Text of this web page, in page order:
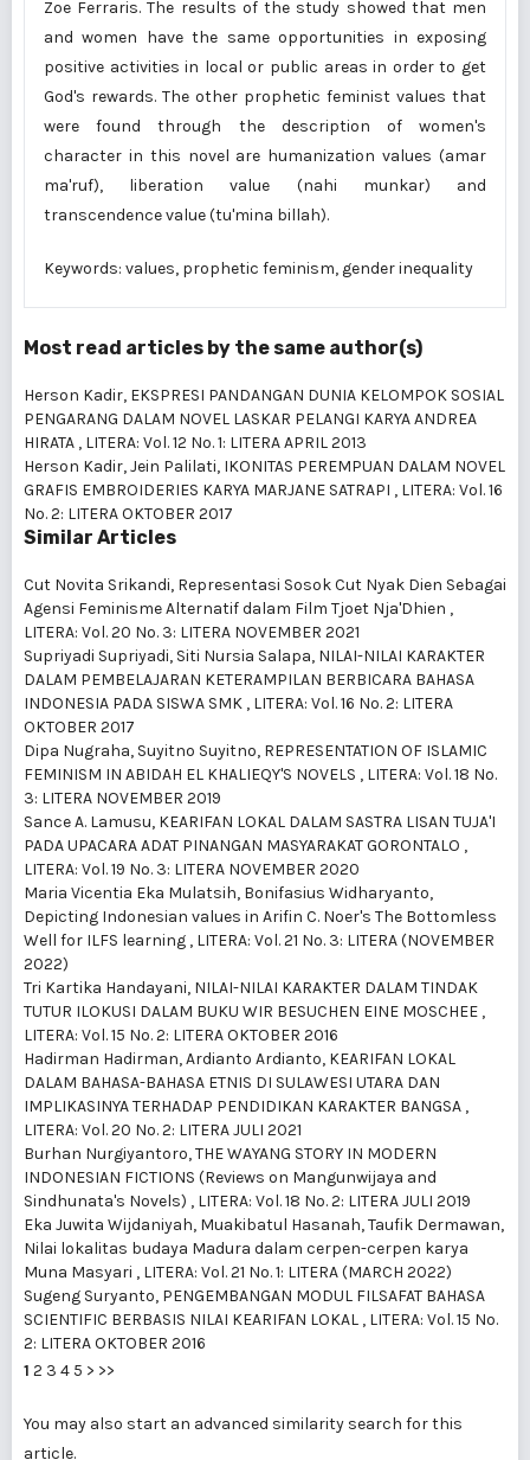
Zoe Ferraris. The results of the study showed that men
and women have the same opportunities in exposing
positive activities in local or public areas in order to get
God's rewards. The other prophetic feminist values that
were found through the description of women's
character in this novel are humanization values (amar
ma'ruf), liberation value (nahi munkar) and
transcendence value (tu'mina billah).
Keywords: values, prophetic feminism, gender inequality
Most read articles by the same author(s)
Herson Kadir, EKSPRESI PANDANGAN DUNIA KELOMPOK SOSIAL
PENGARANG DALAM NOVEL LASKAR PELANGI KARYA ANDREA
HIRATA , LITERA: Vol. 12 No. 1: LITERA APRIL 2013
Herson Kadir, Jein Palilati, IKONITAS PEREMPUAN DALAM NOVEL
GRAFIS EMBROIDERIES KARYA MARJANE SATRAPI , LITERA: Vol. 16
No. 2: LITERA OKTOBER 2017
Similar Articles
Cut Novita Srikandi, Representasi Sosok Cut Nyak Dien Sebagai
Agensi Feminisme Alternatif dalam Film Tjoet Nja'Dhien ,
LITERA: Vol. 20 No. 3: LITERA NOVEMBER 2021
Supriyadi Supriyadi, Siti Nursia Salapa, NILAI-NILAI KARAKTER
DALAM PEMBELAJARAN KETERAMPILAN BERBICARA BAHASA
INDONESIA PADA SISWA SMK , LITERA: Vol. 16 No. 2: LITERA
OKTOBER 2017
Dipa Nugraha, Suyitno Suyitno, REPRESENTATION OF ISLAMIC
FEMINISM IN ABIDAH EL KHALIEQY'S NOVELS , LITERA: Vol. 18 No.
3: LITERA NOVEMBER 2019
Sance A. Lamusu, KEARIFAN LOKAL DALAM SASTRA LISAN TUJA'I
PADA UPACARA ADAT PINANGAN MASYARAKAT GORONTALO ,
LITERA: Vol. 19 No. 3: LITERA NOVEMBER 2020
Maria Vicentia Eka Mulatsih, Bonifasius Widharyanto,
Depicting Indonesian values in Arifin C. Noer's The Bottomless
Well for ILFS learning , LITERA: Vol. 21 No. 3: LITERA (NOVEMBER
2022)
Tri Kartika Handayani, NILAI-NILAI KARAKTER DALAM TINDAK
TUTUR ILOKUSI DALAM BUKU WIR BESUCHEN EINE MOSCHEE ,
LITERA: Vol. 15 No. 2: LITERA OKTOBER 2016
Hadirman Hadirman, Ardianto Ardianto, KEARIFAN LOKAL
DALAM BAHASA-BAHASA ETNIS DI SULAWESI UTARA DAN
IMPLIKASINYA TERHADAP PENDIDIKAN KARAKTER BANGSA ,
LITERA: Vol. 20 No. 2: LITERA JULI 2021
Burhan Nurgiyantoro,THE WAYANG STORY IN MODERN
INDONESIAN FICTIONS (Reviews on Mangunwijaya and
Sindhunata's Novels) , LITERA: Vol. 18 No. 2: LITERA JULI 2019
Eka Juwita Wijdaniyah, Muakibatul Hasanah, Taufik Dermawan,
Nilai lokalitas budaya Madura dalam cerpen-cerpen karya
Muna Masyari , LITERA: Vol. 21 No. 1: LITERA (MARCH 2022)
Sugeng Suryanto, PENGEMBANGAN MODUL FILSAFAT BAHASA
SCIENTIFIC BERBASIS NILAI KEARIFAN LOKAL , LITERA: Vol. 15 No.
2: LITERA OKTOBER 2016
1 2 3 4 5 > >>
You may also start an advanced similarity search for this
article.